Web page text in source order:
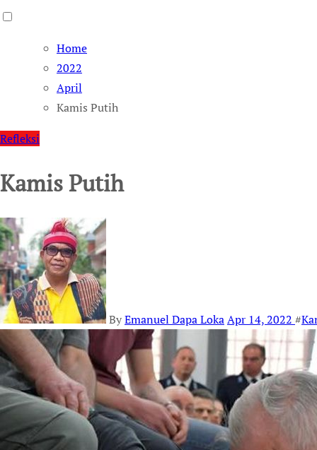
Home
2022
April
Kamis Putih
Refleksi
Kamis Putih
ByEmanuel Dapa LokaApr 14, 2022 #